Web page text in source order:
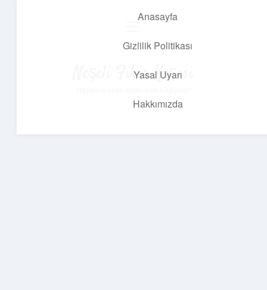
Anasayfa
Gizlilik Politikası
Yasal Uyarı
Hakkımızda
Neşeli Fikir Köşesi